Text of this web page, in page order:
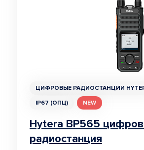
ЦИФРОВЫЕ РАДИОСТАНЦИИ
IP67 (ОПЦ)
NEW
Hytera BP565
радиостанция